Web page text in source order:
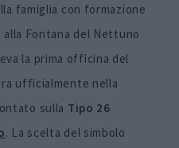
famiglia con formazione
Fontana del Nettuno
la prima officina del
ufficialmente nella
sulla Tipo 26
. La scelta del simbolo